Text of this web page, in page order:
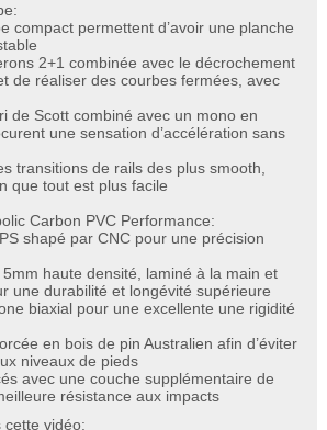
compact permettent d’avoir une planche
2+1 combinée avec le décrochement
de réaliser des courbes fermées, avec
de Scott combiné avec un mono en
une sensation d’accélération sans
transitions de rails des plus smooth,
que tout est plus facile
Carbon PVC Performance:
shapé par CNC pour une précision
haute densité, laminé à la main et
une durabilité et longévité supérieure
biaxial pour une excellente une rigidité
en bois de pin Australien afin d’éviter
niveaux de pieds
avec une couche supplémentaire de
résistance aux impacts
cette vidéo: